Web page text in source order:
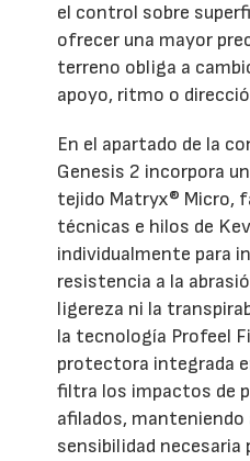
el control sobre
ofrecer una mayor
terreno obliga a
apoyo, ritmo o
En el apartado de la
Genesis 2 incorpora
tejido Matryx® Micro,
técnicas e hilos de
individualmente para
resistencia a la
ligereza ni la
la tecnología Profeel
protectora integrada
filtra los impactos de
afilados,
sensibilidad necesaria